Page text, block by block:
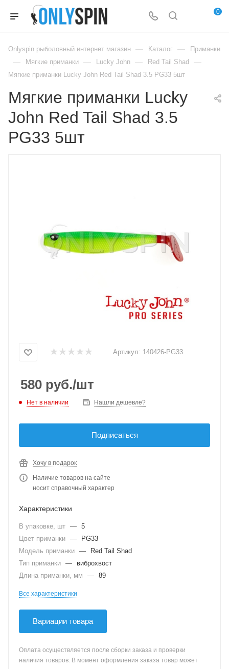
0
Onlyspin рыболовный интернет магазин — Каталог — Приманки
— Мягкие приманки — Lucky John — Red Tail Shad —
Мягкие приманки Lucky John Red Tail Shad 3.5 PG33 5шт
Мягкие приманки Lucky
John Red Tail Shad 3.5
PG33 5шт
Артикул: 140426-PG33
580 руб./шт
Нет в наличии Нашли дешевле?
Подписаться
Хочу в подарок
Наличие товаров на сайте
носит справочный характер
Характеристики
В упаковке, шт — 5
Цвет приманки —
PG33
Модель приманки —
Red Tail Shad
Тип приманки —
виброхвост
Длина приманки, мм
— 89
Все характеристики
Вариации товара
Оплата осуществляется после сборки заказа и проверки
наличия товаров. В момент оформления заказа товар может